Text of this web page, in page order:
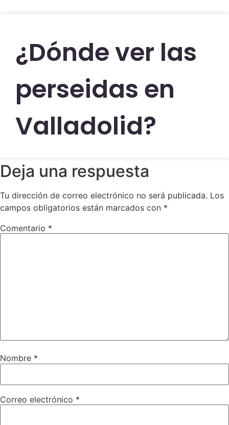
¿Dónde ver las
perseidas en
Valladolid?
Deja una respuesta
Tu dirección de correo electrónico no será publicada. Los
campos obligatorios están marcados con *
Comentario *
Nombre *
Correo electrónico *